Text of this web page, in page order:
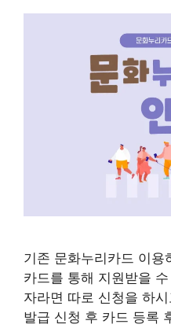
기존 문화누리카드 이용
카드를 통해 지원받을
자라면 따로 신청을 하
발급 신청 후 카드 등록